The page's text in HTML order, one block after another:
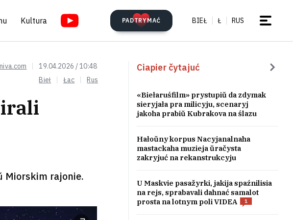
Kultura PADTRYMAĆ BIEŁ Ł RUS
19.04.2026 / 10:48
Bieł
Łac Rus
Miorskim rajonie.
Ciapier čytajuć
«Biełaruśfilm» prystupiŭ da zdymak
sieryjała pra milicyju, scenaryj
jakoha prabiŭ Kubrakova na ślazu
Hałoŭny korpus Nacyjanalnaha
mastackaha muzieja ŭračysta
zakryjuć na rekanstrukcyju
U Maskvie pasažyrki, jakija spaźnilisia
na rejs, sprabavali dahnać samalot
prosta na lotnym poli VIDEA
1